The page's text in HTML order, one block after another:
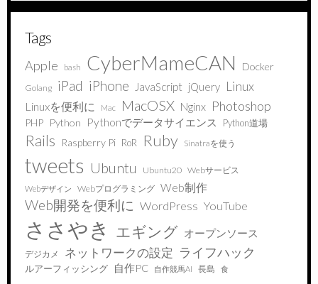
Tags
Apple bash CyberMameCAN Docker
Golang iPad iPhone JavaScript jQuery Linux
Linuxを便利に Mac MacOSX Nginx Photoshop
PHP Python Pythonでデータサイエンス Python道場
Rails Raspberry Pi RoR Ruby Sinatraを使う
tweets Ubuntu Ubuntu20 Webサービス
Webデザイン Webプログラミング Web制作
Web開発を便利に WordPress YouTube
ささやき エギング オープンソース
デジカメ ネットワークの設定 ライフハック
ルアーフィッシング 自作PC 自作競馬AI 長島 食